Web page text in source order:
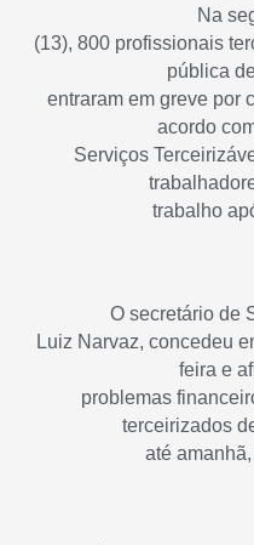
Na
(13), 800 profissionais
pública
entraram em greve por
acordo
Serviços
trabalho
O secretário de
Luiz Narvaz, concedeu
feira e
problemas
terceirizados
até